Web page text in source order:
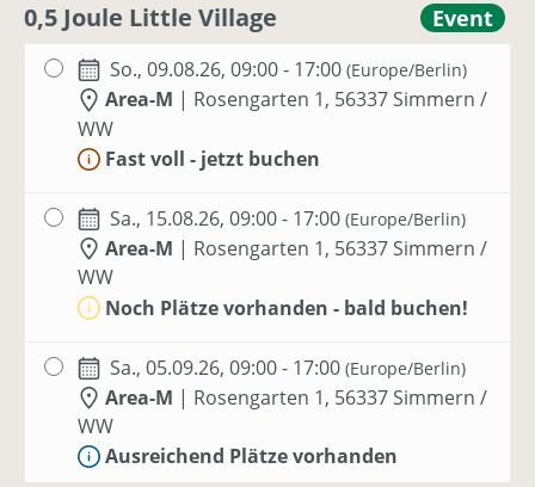
0,5 Joule Little Village Event
So., 09.08.26, 09:00 - 17:00(Europe/Berlin)
Area-M | Rosengarten 1, 56337 Simmern /
WW
Fast voll - jetzt buchen
Sa., 15.08.26, 09:00 - 17:00(Europe/Berlin)
Area-M | Rosengarten 1, 56337 Simmern /
WW
Noch Plätze vorhanden - bald buchen!
Sa., 05.09.26, 09:00 - 17:00(Europe/Berlin)
Area-M | Rosengarten 1, 56337 Simmern /
WW
Ausreichend Plätze vorhanden